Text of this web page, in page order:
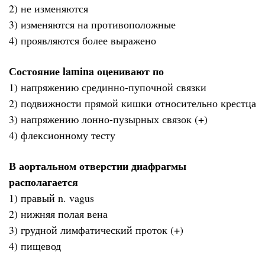
2) не изменяются
3) изменяются на противоположные
4) проявляются более выражено
Состояние lamina оценивают по
1) напряжению срединно-пупочной связки
2) подвижности прямой кишки относительно крестца
3) напряжению лонно-пузырных связок (+)
4) флексионному тесту
В аортальном отверстии диафрагмы
располагается
1) правый n. vagus
2) нижняя полая вена
3) грудной лимфатический проток (+)
4) пищевод